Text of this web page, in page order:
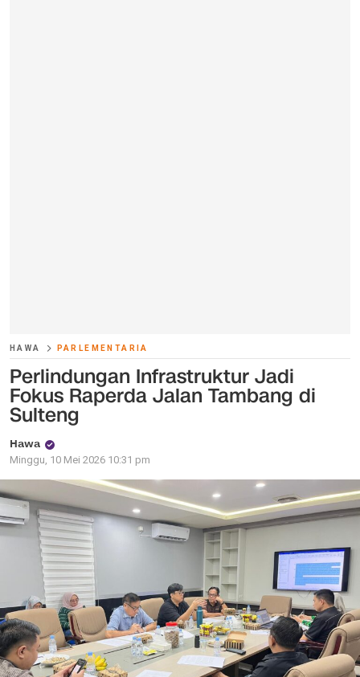
HAWA PARLEMENTARIA
Perlindungan Infrastruktur Jadi
Fokus Raperda Jalan Tambang di
Sulteng
Hawa
Minggu, 10 Mei 2026 10:31 pm